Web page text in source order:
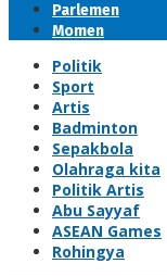
Parlemen
Momen
Politik
Sport
Artis
Badminton
Sepakbola
Olahraga kita
Politik Artis
Abu Sayyaf
ASEAN Games
Rohingya